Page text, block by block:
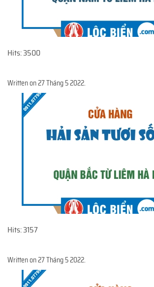
Hits: 3500
Written on27 Tháng 5 2022.
Hits: 3157
Written on27 Tháng 5 2022.